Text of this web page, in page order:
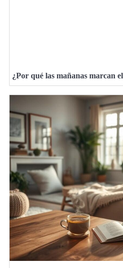
¿Por qué las mañanas marcan